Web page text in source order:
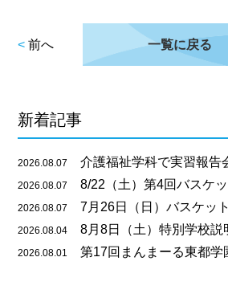
<前へ 一覧に戻る
新着記事
2026.08.07 介護福祉学科で実習報告
2026.08.07 8/22（土）第4回バスケットボー
2026.08.07 7月26日（日）バスケットボールク
2026.08.04 8月8日（土）特別学校説
2026.08.01 第17回まんまーる東都学